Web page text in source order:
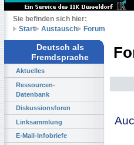
Sie befinden sich hier:
Start
Austausch Forum
Deutsch als
Fremdsprache
Aktuelles
Ressourcen-
Datenbank
Diskussionsforen
Linksammlung
E-Mail-Infobriefe